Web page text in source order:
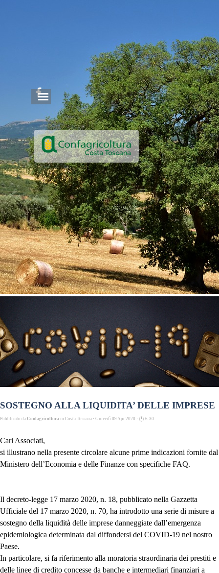
Salta menù
SOSTEGNO ALLA LIQUIDITA’ DELLE IMPRESE
Pubblicato da Confagricoltura in Costa Toscana · Giovedì 09 Apr 2020 · 6:30
Cari Associati,
si illustrano nella presente circolare alcune prime indicazioni fornite dal
Ministero dell’Economia e delle Finanze con specifiche FAQ.
Il decreto-legge 17 marzo 2020, n. 18, pubblicato nella Gazzetta
Ufficiale del 17 marzo 2020, n. 70, ha introdotto una serie di misure a
sostegno della liquidità delle imprese danneggiate dall’emergenza
epidemiologica determinata dal diffondersi del COVID-19 nel nostro
Paese.
In particolare, si fa riferimento alla moratoria straordinaria dei prestiti e
delle linee di credito concesse da banche e intermediari finanziari a